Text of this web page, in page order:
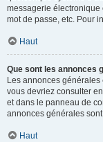
messagerie électronique
mot de passe, etc. Pour
Haut
Que sont les annonces
Les annonces
vous devriez consulter
et dans le panneau de
annonces générales
Haut